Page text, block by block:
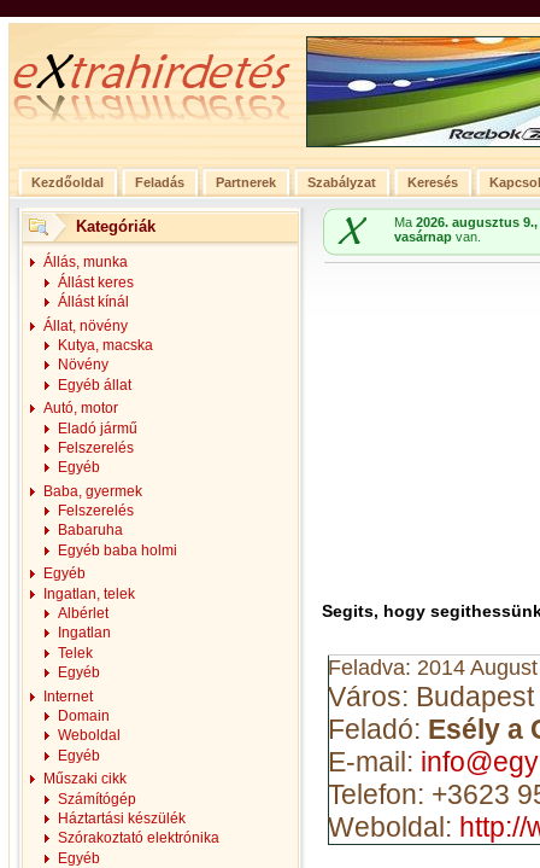
Kezdőoldal Feladás Partnerek Szabályzat Keresés
Kategóriák
Állás, munka
Állást keres
Állást kínál
Állat, növény
Kutya, macska
Növény
Egyéb állat
Autó, motor
Eladó jármű
Felszerelés
Egyéb
Baba, gyermek
Felszerelés
Babaruha
Egyéb baba holmi
Egyéb
Ingatlan, telek
Albérlet
Ingatlan
Telek
Egyéb
Internet
Domain
Weboldal
Egyéb
Műszaki cikk
Számítógép
Háztartási készülék
Szórakoztató elektrónika
Egyéb
Ma2026. augusztus 9.,
vasárnap van.
Segits, hogy
Feladva: 2014
Város: Budapest
Feladó: Esély a
E-mail:
Telefon: +3623
Weboldal: http://